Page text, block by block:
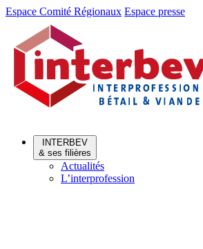
Aller
Aller
contenu
Espace Comité Régionaux Espace presse
INTERBEV
& ses filières
Actualités
L’interprofession